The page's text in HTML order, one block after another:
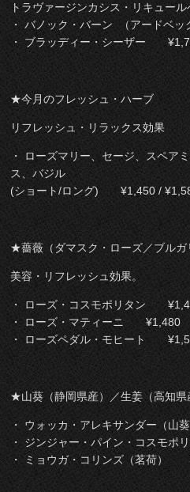
トラヴァージンカシス・リキュール
・ バノック・バーン （アード
・ ブラッディー・シーザー
★今月のフレッシュ・ハーブ
リフレッシュ・リラックス効果
・ ローズマリー、セージ、スペア
ス、バジル
(ショート/ロング) ¥1,450 /
★薔薇（ダマスク・ローズ／ブルガ
美容・リフレッシュ効果。
・ ローズ・コスモポリタン
・ ローズ・マティーニ ¥1,480
・ ローズペダル・モヒート
★山葵（静岡県産）／生姜（高知県
・ ウォッカ・アレキサンダー（
・ ジンジャー・パイン・コスモ
・ ミョウガ・コリンズ（茗荷